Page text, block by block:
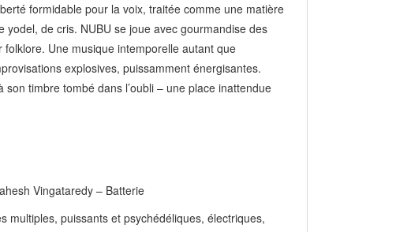
formidable pour la voix, traitée comme une matière
de cris. NUBU se joue avec gourmandise des
Une musique intemporelle autant que
explosives, puissamment énergisantes.
timbre tombé dans l’oubli – une place inattendue
Vingataredy – Batterie
multiples, puissants et psychédéliques, électriques,